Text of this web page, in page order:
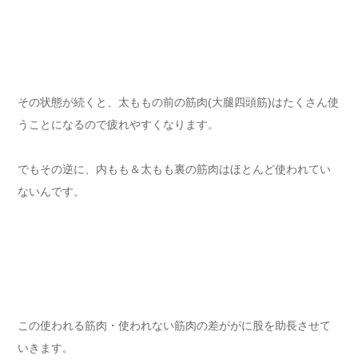
その状態が続くと、太ももの前の筋肉(大腿四頭筋)はたくさん使
うことになるので疲れやすくなります。
でもその逆に、内もも＆太もも裏の筋肉はほとんど使われてい
ないんです。
この使われる筋肉・使われない筋肉の差ががに股を助長させて
いきます。